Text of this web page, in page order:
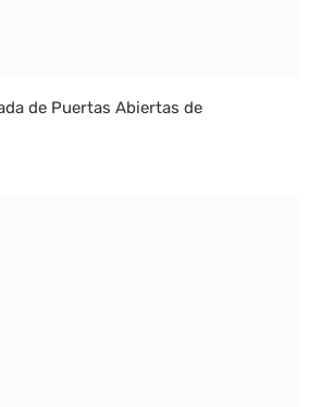
de Puertas Abiertas de